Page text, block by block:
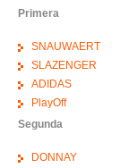
Primera
SNAUWAERT
SLAZENGER
ADIDAS
PlayOff
Segunda
DONNAY